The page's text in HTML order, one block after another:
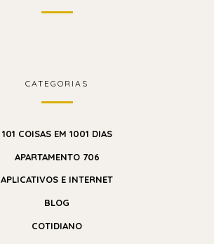
CATEGORIAS
101 COISAS EM 1001 DIAS
APARTAMENTO 706
APLICATIVOS E INTERNET
BLOG
COTIDIANO